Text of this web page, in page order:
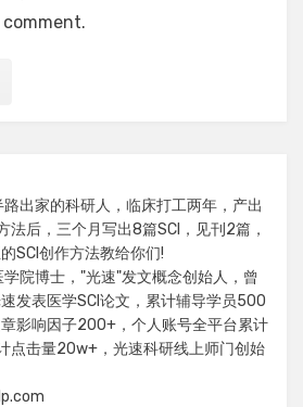
出家的科研人，临床打工两年，产出
法后，三个月写出8篇SCI，见刊2篇，
SCI创作方法教给你们!
院博士，"光速"发文概念创始人，曾
发表医学SCI论文，累计辅导学员500
影响因子200+，个人账号全平台累计
点击量20w+，光速科研线上师门创始